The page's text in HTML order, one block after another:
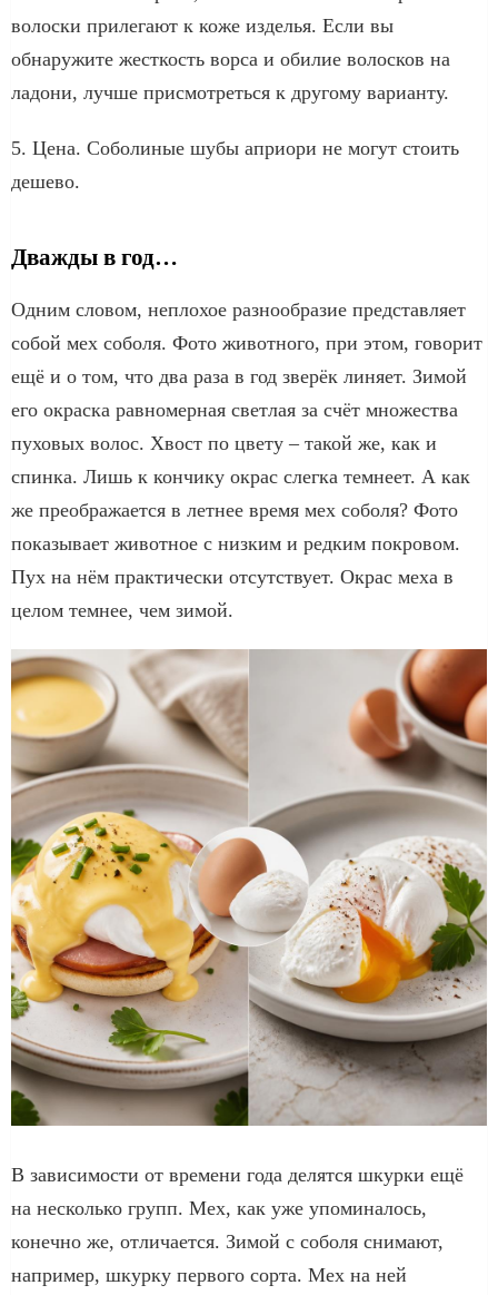
волоски прилегают к коже изделья. Если вы
обнаружите жесткость ворса и обилие волосков на
ладони, лучше присмотреться к другому варианту.
5. Цена. Соболиные шубы априори не могут стоить
дешево.
Дважды в год…
Одним словом, неплохое разнообразие представляет
собой мех соболя. Фото животного, при этом, говорит
ещё и о том, что два раза в год зверёк линяет. Зимой
его окраска равномерная светлая за счёт множества
пуховых волос. Хвост по цвету – такой же, как и
спинка. Лишь к кончику окрас слегка темнеет. А как
же преображается в летнее время мех соболя? Фото
показывает животное с низким и редким покровом.
Пух на нём практически отсутствует. Окрас меха в
целом темнее, чем зимой.
В зависимости от времени года делятся шкурки ещё
на несколько групп. Мех, как уже упоминалось,
конечно же, отличается. Зимой с соболя снимают,
например, шкурку первого сорта. Мех на ней